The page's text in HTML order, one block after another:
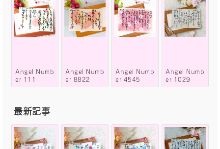
Angel Numb
er 111
Angel Numb
er 8822
Angel Numb
er 4545
Angel Numb
er 1029
最新記事